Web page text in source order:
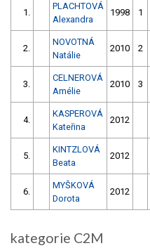
1.
PLACHTOVÁ
Alexandra
1998 1
2.
NOVOTNÁ
Natálie
2010 2
3.
CELNEROVÁ
Amélie
2010 3
4.
KASPEROVÁ
Kateřina
2012
5.
KINTZLOVÁ
Beata
2012
6.
MYŠKOVÁ
Dorota
2012
kategorie C2M